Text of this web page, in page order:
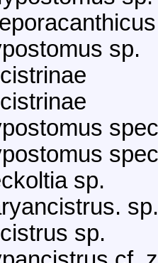
sp.
spec
spec
sp.
sp.
sp.